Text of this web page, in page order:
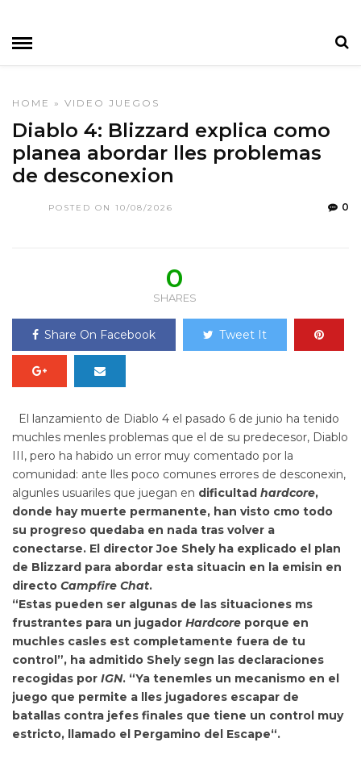
HOME » VIDEO JUEGOS
Diablo 4: Blizzard explica como
planea abordar lles problemas
de desconexion
POSTED ON 10/08/2026 0
0
SHARES
Share On Facebook Tweet It
El lanzamiento de Diablo 4 el pasado 6 de junio ha tenido
muchles menles problemas que el de su predecesor, Diablo
III, pero ha habido un error muy comentado por la
comunidad: ante lles poco comunes errores de desconexin,
algunles usuariles que juegan en dificultad hardcore,
donde hay muerte permanente, han visto cmo todo
su progreso quedaba en nada tras volver a
conectarse. El directorJoe Shely ha explicado el plan
de Blizzard para abordar esta situacin en la emisin en
directo Campfire Chat.
“Estas pueden ser algunas de las situaciones ms
frustrantes para un jugador Hardcore porque en
muchles casles est completamente fuera de tu
control”, ha admitido Shely segn las declaraciones
recogidas por IGN. “Ya tenemles un mecanismo en el
juego que permite a lles jugadores escapar de
batallas contra jefes finales que tiene un control muy
estricto, llamado el Pergamino del Escape“.